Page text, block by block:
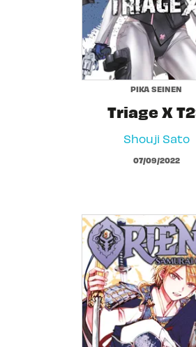
PIKA SEINEN
Triage X
Shouji Sato
07/09/2022